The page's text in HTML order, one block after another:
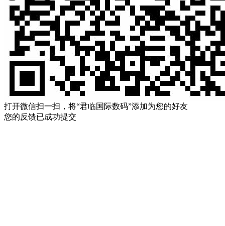
打开微信扫一扫，将“君临国际数码”添加为您的好友
您的反馈已成功提交